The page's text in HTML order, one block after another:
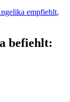
empfiehlt,
befiehlt: